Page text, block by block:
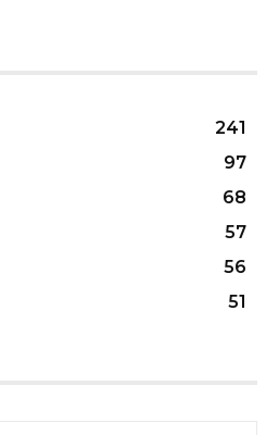
241
97
68
57
56
51